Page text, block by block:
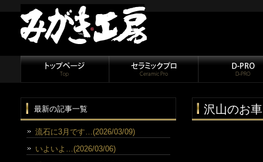
沢山のお
最新の記事一覧
流石に3月です…(2026/03/09)
いよいよ…(2026/03/06)